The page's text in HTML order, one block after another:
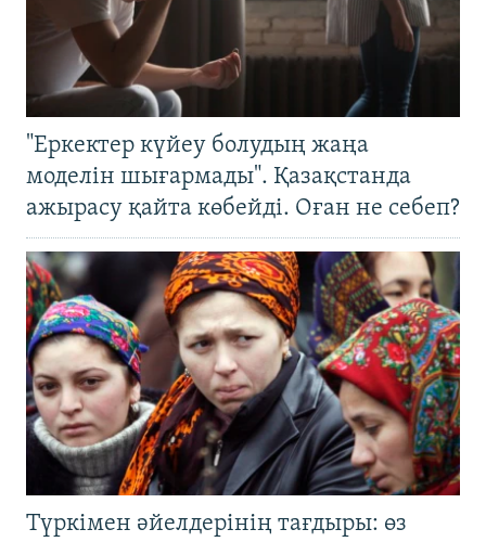
"Еркектер күйеу болудың жаңа
моделін шығармады". Қазақстанда
ажырасу қайта көбейді. Оған не себеп?
Түркімен әйелдерінің тағдыры: өз